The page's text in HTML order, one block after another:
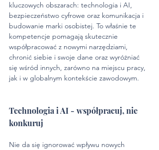
kluczowych obszarach: technologia i AI,
bezpieczeństwo cyfrowe oraz komunikacja i
budowanie marki osobistej. To właśnie te
kompetencje pomagają skutecznie
współpracować z nowymi narzędziami,
chronić siebie i swoje dane oraz wyróżniać
się wśród innych, zarówno na miejscu pracy,
jak i w globalnym kontekście zawodowym.
Technologia i AI - współpracuj, nie
konkuruj
Nie da się ignorować wpływu nowych